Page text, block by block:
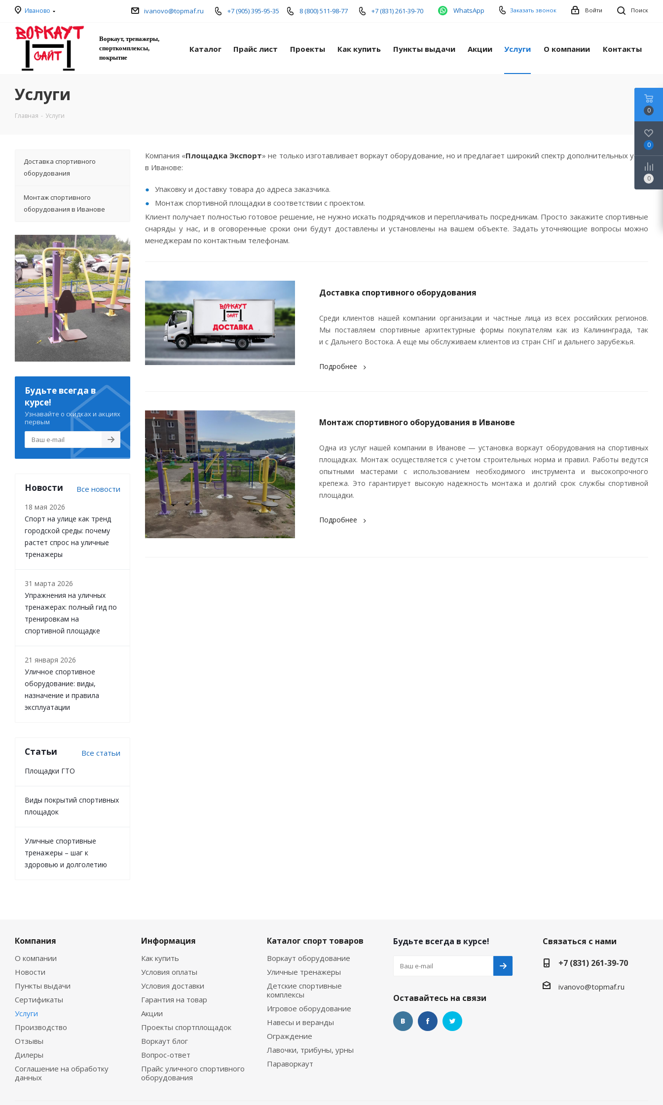
Иваново Поиск
Войти
Заказать звонок
WhatsApp
+7 (831) 261-39-70
8 (800) 511-98-77
+7 (905) 395-95-35
ivanovo@topmaf.ru
Воркаут, тренажеры,
спорткомплексы,
покрытие
Каталог Прайс лист Проекты Как купить Пункты выдачи Акции Услуги О компании Контакты
Услуги
Главная - Услуги
Компания «Площадка Экспорт» не только изготавливает воркаут оборудование, но и предлагает широкий спектр дополнительных услуг
в Иванове:
Упаковку и доставку товара до адреса заказчика.
Монтаж спортивной площадки в соответствии с проектом.
Клиент получает полностью готовое решение, не нужно искать подрядчиков и переплачивать посредникам. Просто закажите спортивные
снаряды у нас, и в оговоренные сроки они будут доставлены и установлены на вашем объекте. Задать уточняющие вопросы можно
менеджерам по контактным телефонам.
Доставка спортивного оборудования
Среди клиентов нашей компании организации и частные лица из всех российских регионов.
Мы поставляем спортивные архитектурные формы покупателям как из Калининграда, так
и с Дальнего Востока. А еще мы обслуживаем клиентов из стран СНГ и дальнего зарубежья.
Подробнее
Монтаж спортивного оборудования в Иванове
Одна из услуг нашей компании в Иванове — установка воркаут оборудования на спортивных
площадках. Монтаж осуществляется с учетом строительных норма и правил. Работы ведутся
опытными мастерами с использованием необходимого инструмента и высокопрочного
крепежа. Это гарантирует высокую надежность монтажа и долгий срок службы спортивной
площадки.
Подробнее
Доставка спортивного
оборудования
Монтаж спортивного
оборудования в Иванове
Будьте всегда в
курсе!
Узнавайте о скидках и акциях
первым
Новости Все новости
18 мая 2026
Спорт на улице как тренд
городской среды: почему
растет спрос на уличные
тренажеры
31 марта 2026
Упражнения на уличных
тренажерах: полный гид по
тренировкам на
спортивной площадке
21 января 2026
Уличное спортивное
оборудование: виды,
назначение и правила
эксплуатации
Статьи Все статьи
Площадки ГТО
Виды покрытий спортивных
площадок
Уличные спортивные
тренажеры – шаг к
здоровью и долголетию
Компания
О компании
Новости
Пункты выдачи
Сертификаты
Услуги
Производство
Отзывы
Дилеры
Соглашение на обработку
данных
Информация
Как купить
Условия оплаты
Условия доставки
Гарантия на товар
Акции
Проекты спортплощадок
Воркаут блог
Вопрос-ответ
Прайс уличного спортивного
оборудования
Каталог спорт товаров
Воркаут оборудование
Уличные тренажеры
Детские спортивные
комплексы
Игровое оборудование
Навесы и веранды
Ограждение
Лавочки, трибуны, урны
Параворкаут
Будьте всегда в курсе!
Оставайтесь на связи
Связаться с нами
+7 (831) 261-39-70
ivanovo@topmaf.ru
0
0
0